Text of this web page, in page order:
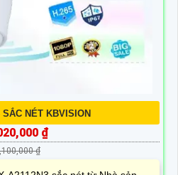
SẮC NÉT KBVISION
₫
₫